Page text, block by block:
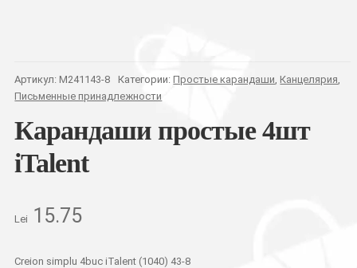
Артикул: M241143-8 Категории:Простые карандаши, Канцелярия,
Письменные принадлежности
Карандаши простые 4шт
iTalent
Lei 15.75
Creion simplu 4buc iTalent (1040) 43-8